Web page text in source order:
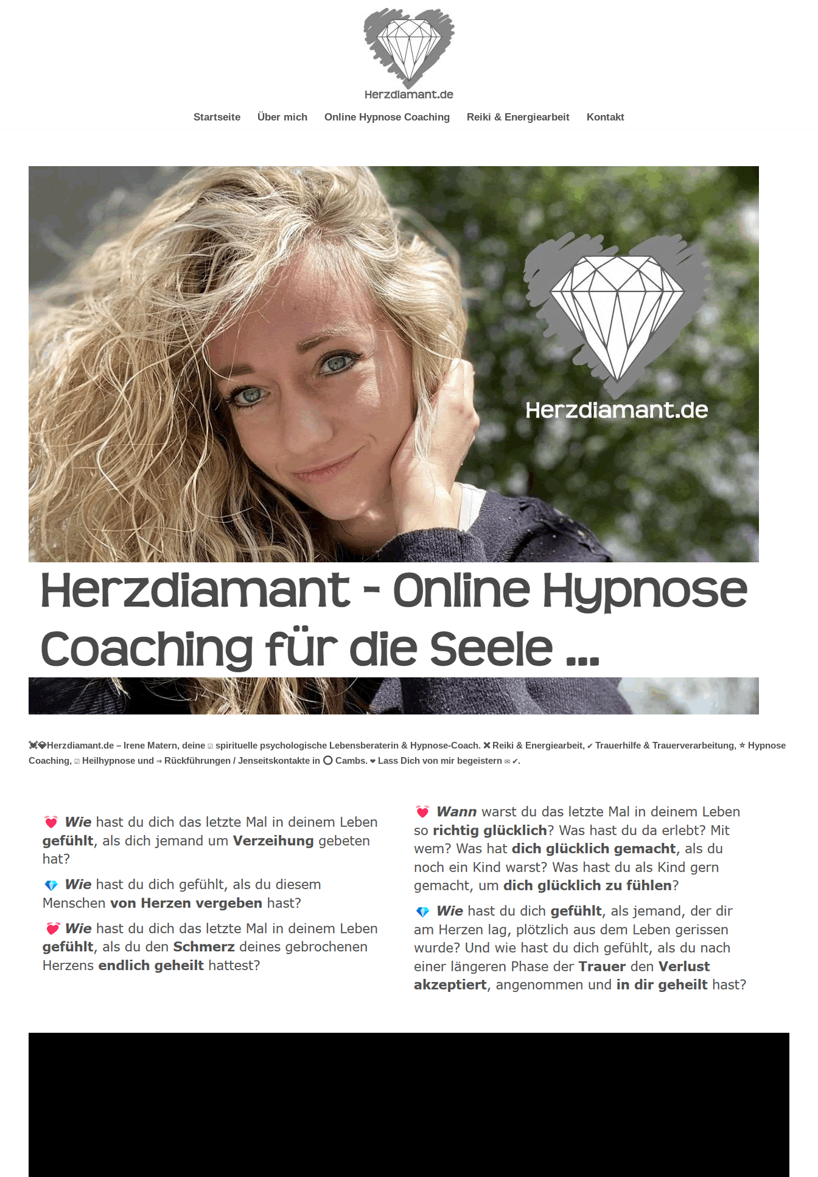
Startseite Über mich Online Hypnose Coaching Reiki & Energiearbeit Kontakt
💓️💎Herzdiamant.de – Irene Matern, deine ☑️ spirituelle psychologische Lebensberaterin & Hypnose-Coach. ❌ Reiki & Energiearbeit, ✔️ Trauerhilfe & Trauerverarbeitung, ⭐ Hypnose
Coaching, ☑️ Heilhypnose und ⇒ Rückführungen / Jenseitskontakte in ⭕ Cambs. ❤ Lass Dich von mir begeistern ✉ ✔.